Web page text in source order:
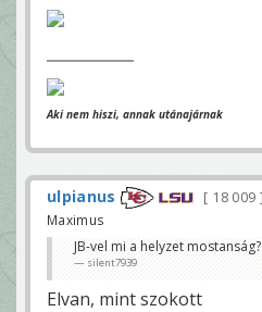
Aki nem hiszi, annak utánajárnak
ulpianus 18 009
Maximus
JB-vel mi a helyzet mostanság?
silent7939
Elvan, mint szokott